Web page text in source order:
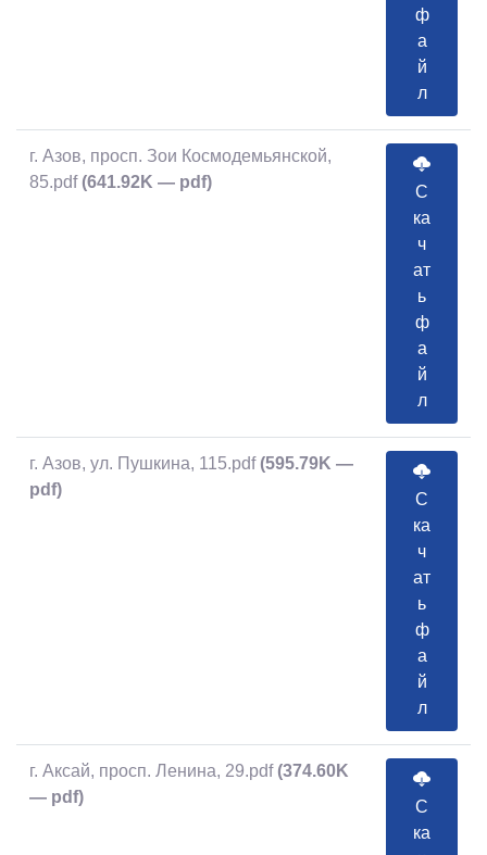
ф
а
й
л
г. Азов, просп. Зои Космодемьянской,
85.pdf (641.92K — pdf)
С
ка
ч
ат
ь
ф
а
й
л
г. Азов, ул. Пушкина, 115.pdf (595.79K —
pdf)
С
ка
ч
ат
ь
ф
а
й
л
г. Аксай, просп. Ленина, 29.pdf (374.60K
— pdf)
С
ка